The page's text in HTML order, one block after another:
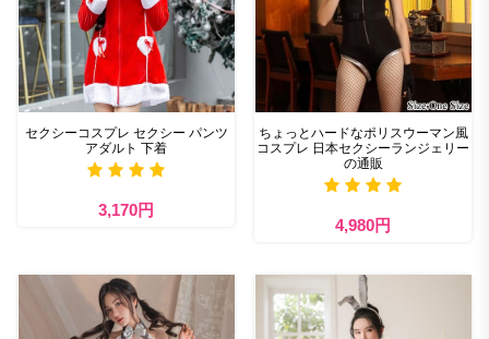
セクシーコスプレ セクシー パンツ
アダルト 下着
3,170円
ちょっとハードなポリスウーマン風
コスプレ 日本セクシーランジェリー
の通販
4,980円